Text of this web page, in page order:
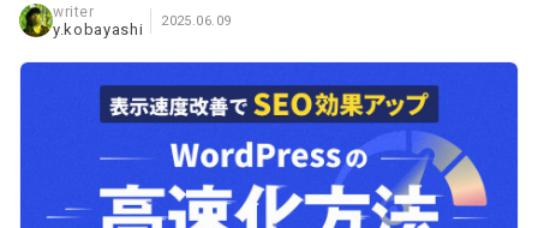
y.kobayashi 2025.06.09